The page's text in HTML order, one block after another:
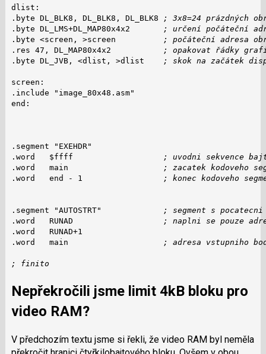
dlist:
.byte DL_BLK8, DL_BLK8, DL_BLK8
; 3x8=24 prázdných
.byte DL_LMS+DL_MAP80x4x2
; určení počáteční
.byte <screen, >screen
; počáteční adresa
.res 47, DL_MAP80x4x2
; opakovat řádky
.byte DL_JVB, <dlist, >dlist
; skok na začátek
screen:
.include "image_80x48.asm"
end:
.segment "EXEHDR"
.word   $ffff
; uvodni sekvence
.word   main
; zacatek kodoveho
.word   end - 1
; konec kodoveho
.segment "AUTOSTRT"
; segment s pocatecni
.word   RUNAD
; naplni se pouze
.word   RUNAD+1
.word   main
; adresa vstupniho
; finito
Nepřekročili jsme limit 4kB bloku pro
video RAM?
V předchozím textu jsme si řekli, že video RAM byl neměla